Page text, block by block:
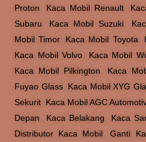
Proton
Kaca Mobil Renault
Subaru
Kaca Mobil Suzuki
Mobil Timor, Kaca Mobil Toyota
Kaca Mobil Volvo
Kaca Mobil
Kaca Mobil Pilkington
Kaca
Fuyao Glass, Kaca Mobil XYG
Sekurit Kaca Mobil AGC
Depan
Kaca Belakang Kaca
Distributor Kaca Mobil ,Ganti